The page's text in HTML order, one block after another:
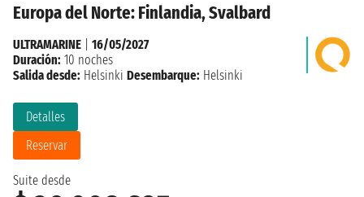
Europa del Norte: Finlandia, Svalbard
Suite desde
Detalles
Reservar
ULTRAMARINE
16/05/2027
Duración: 10 noches
Salida desde: Helsinki Desembarque: Helsinki